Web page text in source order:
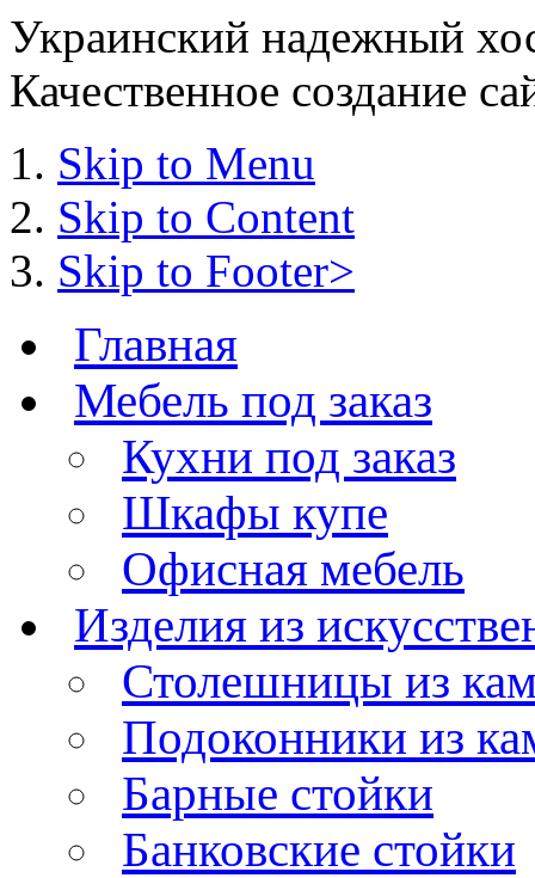
Украинский надежный
Качественное создание
Skip to Menu
Skip to Content
Skip to Footer>
Главная
Мебель под заказ
Кухни под заказ
Шкафы купе
Офисная мебель
Изделия из
Столешницы из
Подоконники из
Барные стойки
Банковские стойки